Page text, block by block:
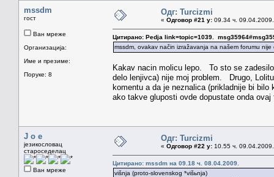
mssdm
гост
Ван мреже
Организација:
Име и презиме:
Поруке: 8
Одг: Turcizmi
« Одговор #21 у: 09.34 ч.
Цитирано: Pedja link=topic=1039.
mssdm, ovakav način izražavanja na našem forumu
Kakav nacin molicu lepo. To sto se
delo lenjivca) nije moj problem. Drugo,
komentu a da je neznalica (prikladnije bi
ako takve gluposti ovde dopustate onda
J o e
језикословац
староседелац
Ван мреже
Одг: Turcizmi
« Одговор #22 у: 10.55 ч.
Цитирано: mssdm на 09.18 ч. 08.04.2009.
višnja (proto-slovenskog *višьnja)